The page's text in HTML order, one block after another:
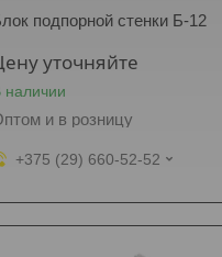
подпорной стенки Б-12
уточняйте
наличии
и в розницу
+375 (29) 660-52-52